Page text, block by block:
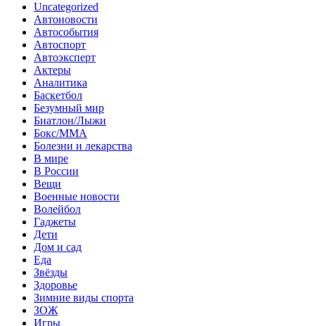
Uncategorized
Автоновости
Автособытия
Автоспорт
Автоэксперт
Актеры
Аналитика
Баскетбол
Безумный мир
Биатлон/Лыжи
Бокс/MMA
Болезни и лекарства
В мире
В России
Вещи
Военные новости
Волейбол
Гаджеты
Дети
Дом и сад
Еда
Звёзды
Здоровье
Зимние виды спорта
ЗОЖ
Игры